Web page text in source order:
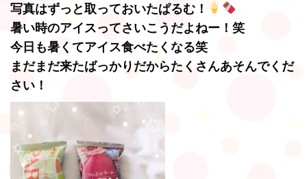
写真はずっと取っておいたぱるむ！
暑い時のアイスってさいこうだよねー！笑
今日も暑くてアイス食べたくなる笑
まだまだ来たばっかりだからたくさんあそんでくだ
さい！